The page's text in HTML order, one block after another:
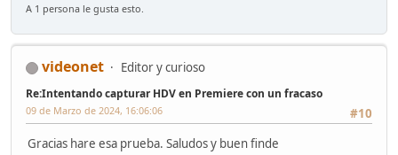
A 1 persona le gusta esto.
videonet Editor y curioso
Re:Intentando capturar HDV en Premiere con un fracaso
#10
09 de Marzo de 2024, 16:06:06
Gracias hare esa prueba. Saludos y buen finde